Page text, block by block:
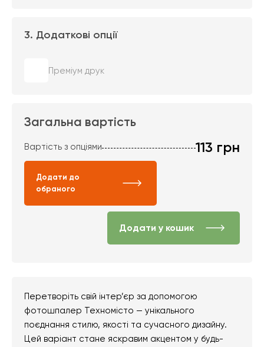
3. Додаткові опції
Преміум друк
Загальна вартість
Вартість з опціями 113 грн
Додати до
обраного
Додати у кошик
Перетворіть свій інтер’єр за допомогою
фотошпалер Техномісто — унікального
поєднання стилю, якості та сучасного дизайну.
Цей варіант стане яскравим акцентом у будь-